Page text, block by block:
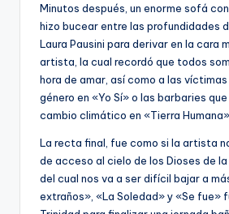
Minutos después, un enorme sofá
hizo bucear entre las profundidades
Laura Pausini para derivar en la cara
artista, la cual recordó que todos
hora de amar, así como a las
género en «Yo Sí» o las barbaries
cambio climático en «Tierra Humana».
La recta final, fue como si la artista
de acceso al cielo de los Dioses de la
del cual nos va a ser difícil bajar a
extraños», «La Soledad» y «Se fue»